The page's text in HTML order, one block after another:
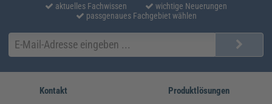
aktuelles Fachwissen
wichtige Neuerungen
passgenaues Fachgebiet wählen
Kontakt Produktlösungen